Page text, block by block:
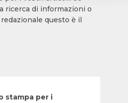
ricerca di informazioni o
questo è il
stampa per i